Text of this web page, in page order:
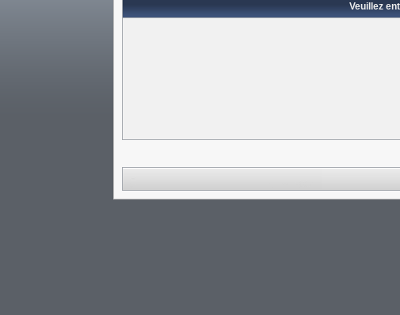
Veuillez